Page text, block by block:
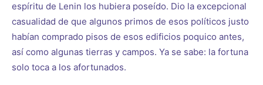
espíritu de Lenin los hubiera poseído. Dio la excepcional
casualidad de que algunos primos de esos políticos justo
habían comprado pisos de esos edificios poquico antes,
así como algunas tierras y campos. Ya se sabe: la fortuna
solo toca a los afortunados.